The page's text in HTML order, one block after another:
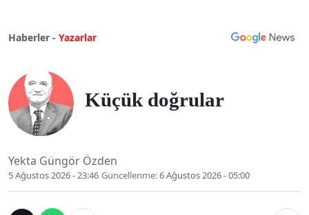
Haberler - Yazarlar
Küçük doğrular
Yekta Güngör Özden
5 Ağustos 2026 - 23:46 Güncellenme:6 Ağustos 2026 - 05:00